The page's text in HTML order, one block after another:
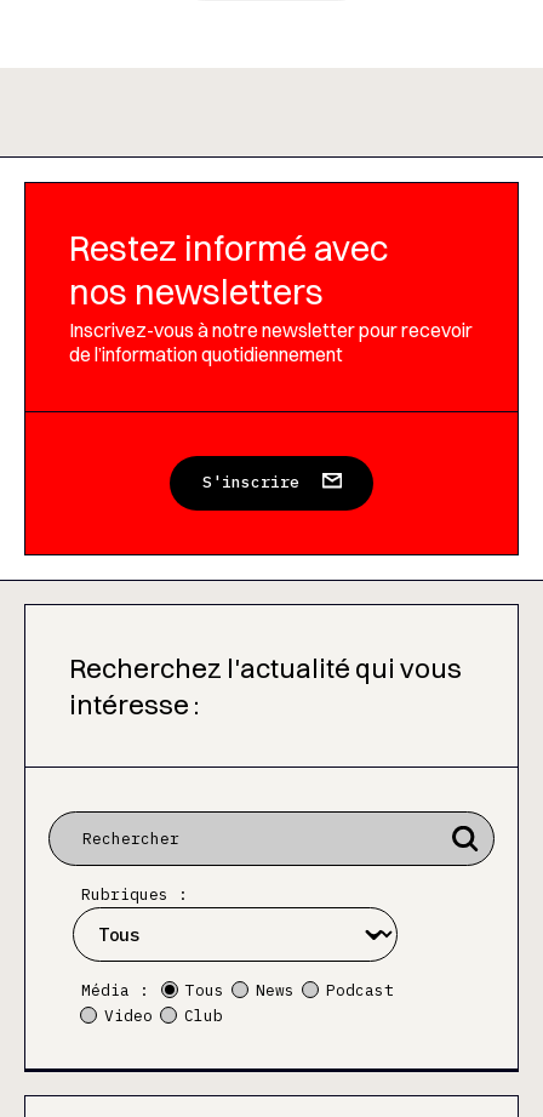
Restez informé avec
nos newsletters
Inscrivez-vous à notre newsletter pour recevoir
de l’information quotidiennement
S'inscrire
Recherchez l'actualité qui vous
intéresse :
Rubriques :
Média : Tous News
Podcast
Video
Club